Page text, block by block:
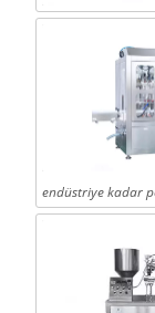
endüstriye kadar